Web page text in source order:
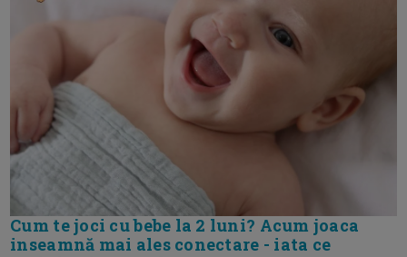
Cum te joci cu bebe la 2 luni? Acum joaca
inseamnă mai ales conectare - iata ce